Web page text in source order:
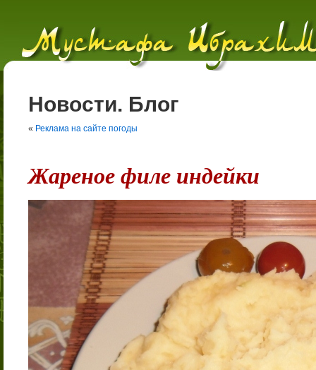
Новости. Блог
« Реклама на сайте погоды
Жареное филе индейки